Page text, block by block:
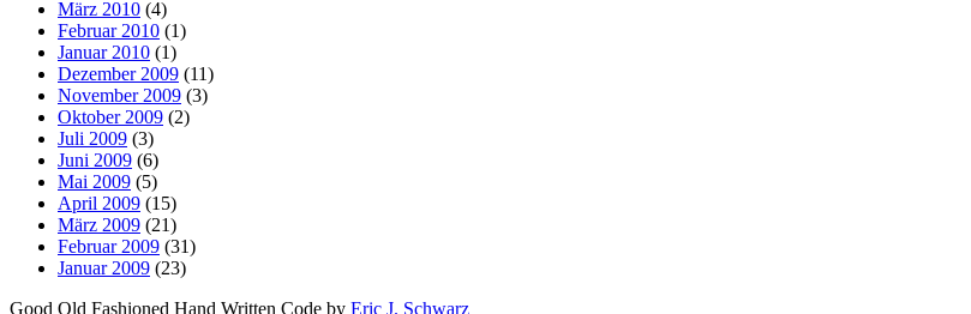
März 2010 (4)
Februar 2010 (1)
Januar 2010 (1)
Dezember 2009 (11)
November 2009 (3)
Oktober 2009 (2)
Juli 2009 (3)
Juni 2009 (6)
Mai 2009 (5)
April 2009 (15)
März 2009 (21)
Februar 2009 (31)
Januar 2009 (23)
Good Old Fashioned Hand Written Code by Eric J. Schwarz